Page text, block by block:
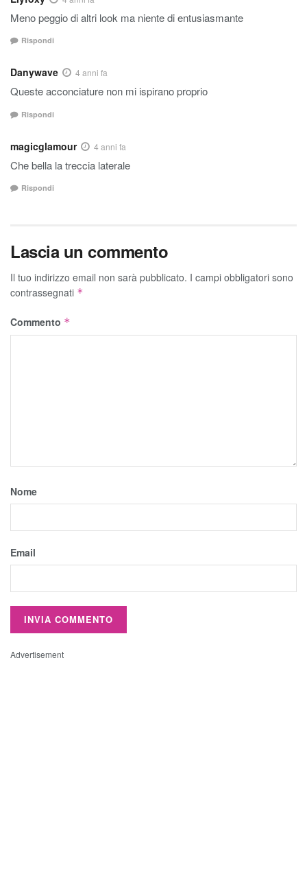
Meno peggio di altri look ma niente di entusiasmante
Rispondi
Danywave 4 anni fa
Queste acconciature non mi ispirano proprio
Rispondi
magicglamour 4 anni fa
Che bella la treccia laterale
Rispondi
Lascia un commento
Il tuo indirizzo email non sarà pubblicato. I campi obbligatori sono
contrassegnati *
Commento *
Nome
Email
Advertisement